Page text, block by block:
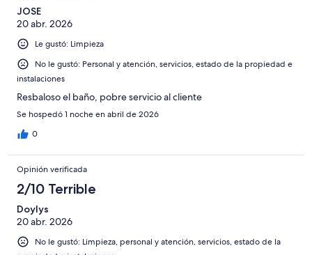
JOSE
20 abr. 2026
Le gustó: Limpieza
No le gustó: Personal y atención, servicios, estado de la propiedad e
instalaciones
Resbaloso el baño, pobre servicio al cliente
Se hospedó 1 noche en abril de 2026
0
Opinión verificada
2/10 Terrible
Doylys
20 abr. 2026
No le gustó: Limpieza, personal y atención, servicios, estado de la